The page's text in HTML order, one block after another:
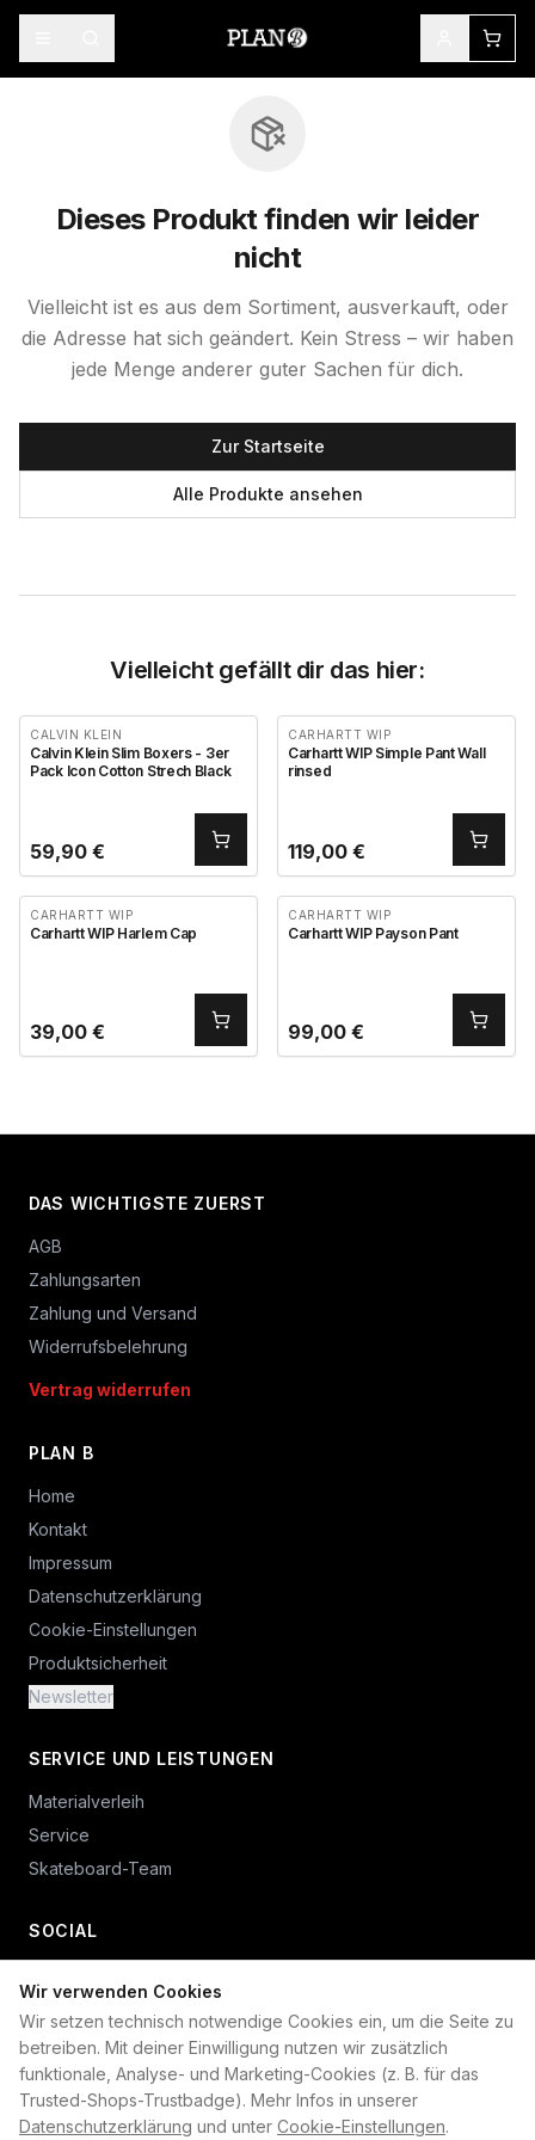
Wir verwenden Cookies
Wir setzen technisch notwendige Cookies ein, um die Seite zu
betreiben. Mit deiner Einwilligung nutzen wir zusätzlich
funktionale, Analyse- und Marketing-Cookies (z. B. für das
Trusted-Shops-Trustbadge). Mehr Infos in unserer
Datenschutzerklärung und unter Cookie-Einstellungen.
Dieses Produkt finden wir leider
nicht
Vielleicht ist es aus dem Sortiment, ausverkauft, oder
die Adresse hat sich geändert. Kein Stress – wir haben
jede Menge anderer guter Sachen für dich.
Zur Startseite
Alle Produkte ansehen
Vielleicht gefällt dir das hier:
CALVIN KLEIN
Calvin Klein Slim Boxers - 3er
Pack Icon Cotton Strech Black
59,90 €
CARHARTT WIP
Carhartt WIP Simple Pant Wall
rinsed
119,00 €
CARHARTT WIP
Carhartt WIP Harlem Cap
39,00 €
CARHARTT WIP
Carhartt WIP Payson Pant
99,00 €
DAS WICHTIGSTE ZUERST
AGB
Zahlungsarten
Zahlung und Versand
Widerrufsbelehrung
Vertrag widerrufen
PLAN B
Home
Kontakt
Impressum
Datenschutzerklärung
Cookie-Einstellungen
Produktsicherheit
Newsletter
SERVICE UND LEISTUNGEN
Materialverleih
Service
Skateboard-Team
SOCIAL
+49 234 687 00 38
shop@plan-b-funsport.de
Sichere Zahlung mit: